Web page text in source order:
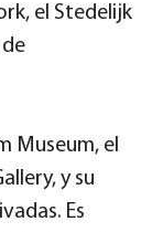
el Stedelijk
Museum, el
y su
Es